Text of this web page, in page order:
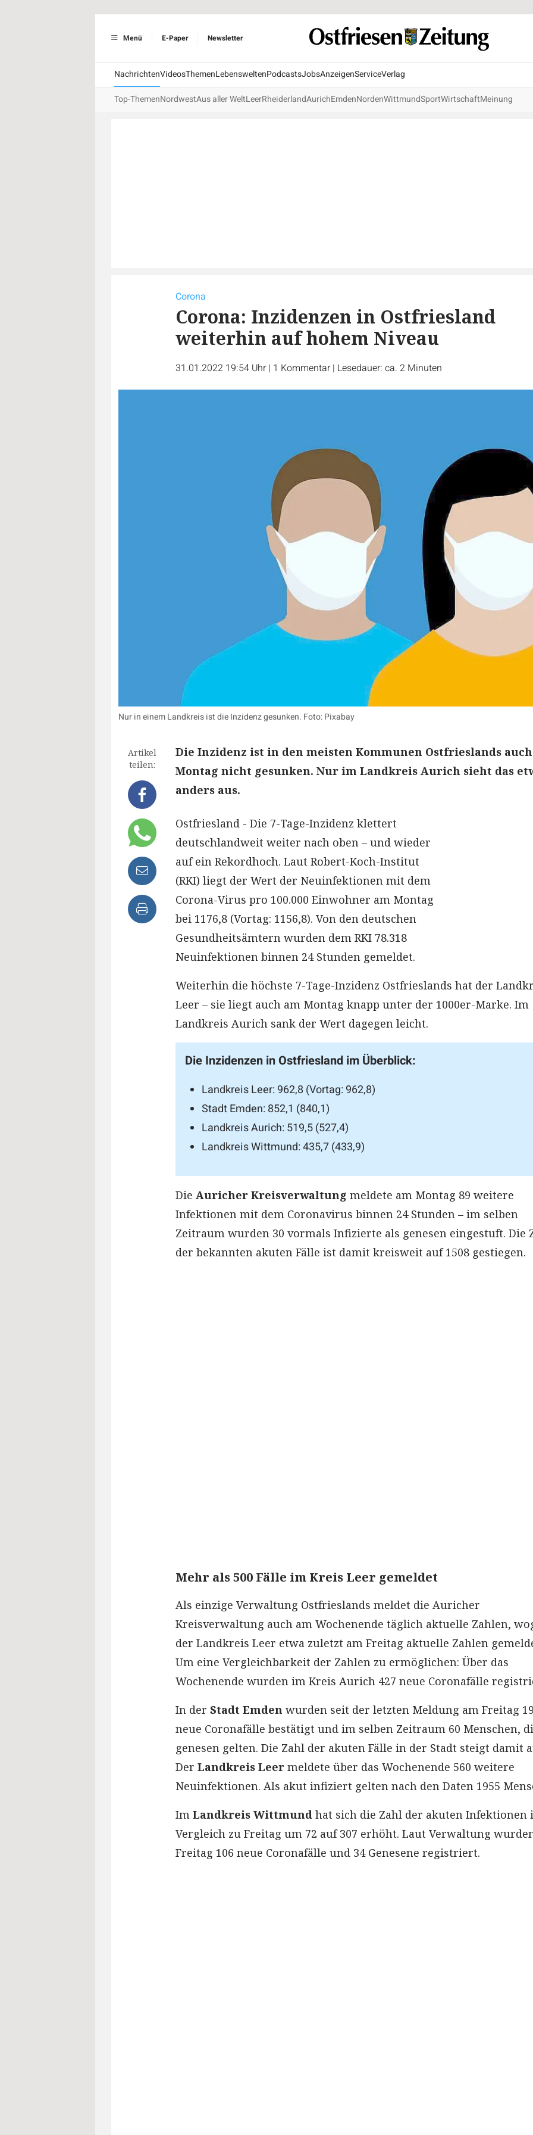
Menü E-Paper Newsletter
NachrichtenVideosThemenLebensweltenPodcastsJobsAnzeigenServiceVerlag
Top-ThemenNordwestAus aller WeltLeerRheiderlandAurichEmdenNordenWittmundSportWirtschaftMeinung
Corona
Corona: Inzidenzen in Ostfriesland
weiterhin auf hohem Niveau
31.01.2022 19:54 Uhr | 1 Kommentar | Lesedauer: ca. 2 Minuten
Nur in einem Landkreis ist die Inzidenz gesunken. Foto: Pixabay
Artikel
teilen:
Die Inzidenz ist in den meisten Kommunen Ostfrieslands
Montag nicht gesunken. Nur im Landkreis Aurich sieht das
anders aus.
Ostfriesland - Die 7-Tage-Inzidenz klettert
deutschlandweit weiter nach oben – und wieder
auf ein Rekordhoch. Laut Robert-Koch-Institut
(RKI) liegt der Wert der Neuinfektionen mit dem
Corona-Virus pro 100.000 Einwohner am Montag
bei 1176,8 (Vortag: 1156,8). Von den deutschen
Gesundheitsämtern wurden dem RKI 78.318
Neuinfektionen binnen 24 Stunden gemeldet.
Weiterhin die höchste 7-Tage-Inzidenz Ostfrieslands hat der
Leer – sie liegt auch am Montag knapp unter der 1000er-Marke. Im
Landkreis Aurich sank der Wert dagegen leicht.
Die Inzidenzen in Ostfriesland im Überblick:
Landkreis Leer: 962,8 (Vortag: 962,8)
Stadt Emden: 852,1 (840,1)
Landkreis Aurich: 519,5 (527,4)
Landkreis Wittmund: 435,7 (433,9)
Die Auricher Kreisverwaltung meldete am Montag 89 weitere
Infektionen mit dem Coronavirus binnen 24 Stunden – im selben
Zeitraum wurden 30 vormals Infizierte als genesen eingestuft. Die
der bekannten akuten Fälle ist damit kreisweit auf 1508 gestiegen.
Mehr als 500 Fälle im Kreis Leer gemeldet
Als einzige Verwaltung Ostfrieslands meldet die Auricher
Kreisverwaltung auch am Wochenende täglich aktuelle Zahlen,
der Landkreis Leer etwa zuletzt am Freitag aktuelle Zahlen
Um eine Vergleichbarkeit der Zahlen zu ermöglichen: Über das
Wochenende wurden im Kreis Aurich 427 neue Coronafälle
In der Stadt Emden wurden seit der letzten Meldung am Freitag
neue Coronafälle bestätigt und im selben Zeitraum 60 Menschen,
genesen gelten. Die Zahl der akuten Fälle in der Stadt steigt damit
Der Landkreis Leer meldete über das Wochenende 560 weitere
Neuinfektionen. Als akut infiziert gelten nach den Daten 1955
Im Landkreis Wittmund hat sich die Zahl der akuten Infektionen
Vergleich zu Freitag um 72 auf 307 erhöht. Laut Verwaltung
Freitag 106 neue Coronafälle und 34 Genesene registriert.